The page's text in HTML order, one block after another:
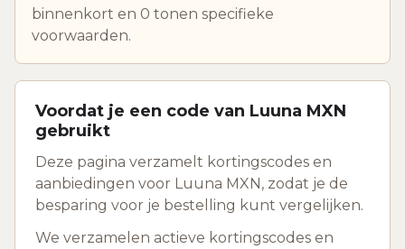
binnenkort en 0 tonen specifieke
voorwaarden.
Voordat je een code van Luuna MXN
gebruikt
Deze pagina verzamelt kortingscodes en
aanbiedingen voor Luuna MXN, zodat je de
besparing voor je bestelling kunt vergelijken.
We verzamelen actieve kortingscodes en